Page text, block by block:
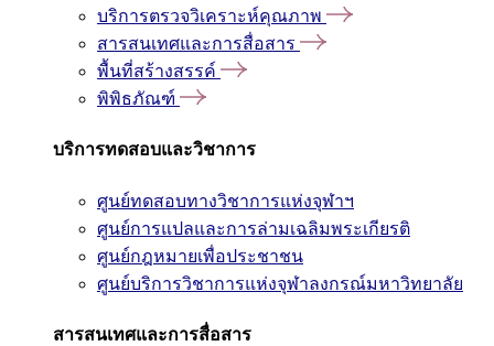
บริการตรวจวิเคราะห์คุณภาพ
สารสนเทศและการสื่อสาร
พื้นที่สร้างสรรค์
พิพิธภัณฑ์
บริการทดสอบและวิชาการ
ศูนย์ทดสอบทางวิชาการแห่งจุฬาฯ
ศูนย์การแปลและการล่ามเฉลิมพระเกียรติ
ศูนย์กฎหมายเพื่อประชาชน
ศูนย์บริการวิชาการแห่งจุฬาลงกรณ์มหาวิทยาลัย
สารสนเทศและการสื่อสาร